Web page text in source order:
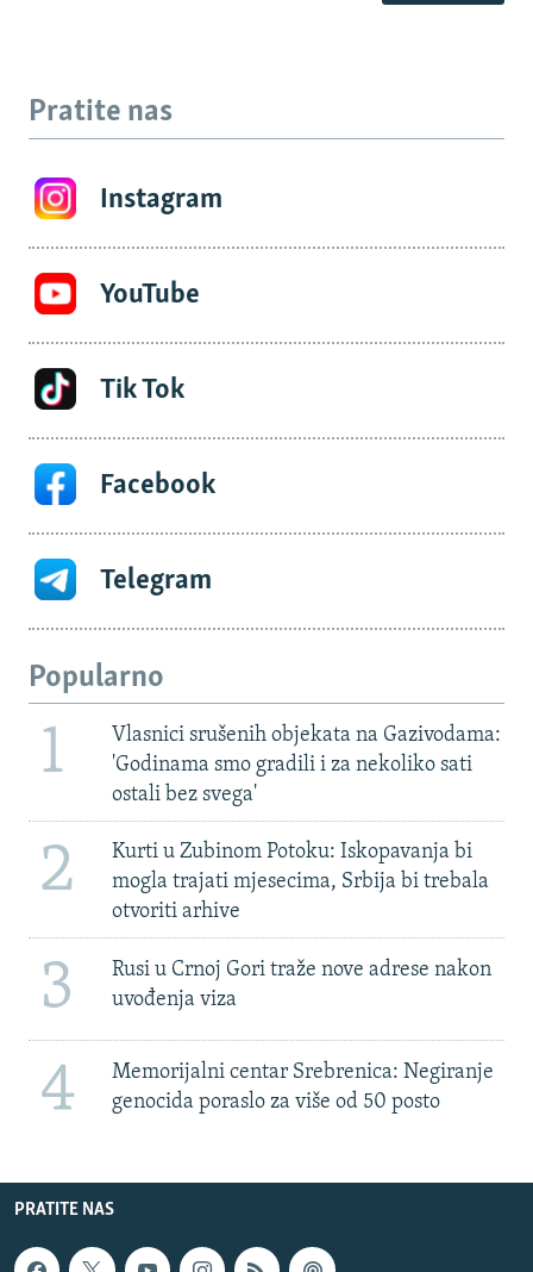
Pratite nas
Instagram
YouTube
Tik Tok
Facebook
Telegram
Popularno
1
Vlasnici srušenih objekata na Gazivodama:
'Godinama smo gradili i za nekoliko sati
ostali bez svega'
2
Kurti u Zubinom Potoku: Iskopavanja bi
mogla trajati mjesecima, Srbija bi trebala
otvoriti arhive
3
Rusi u Crnoj Gori traže nove adrese nakon
uvođenja viza
4
Memorijalni centar Srebrenica: Negiranje
genocida poraslo za više od 50 posto
PRATITE NAS